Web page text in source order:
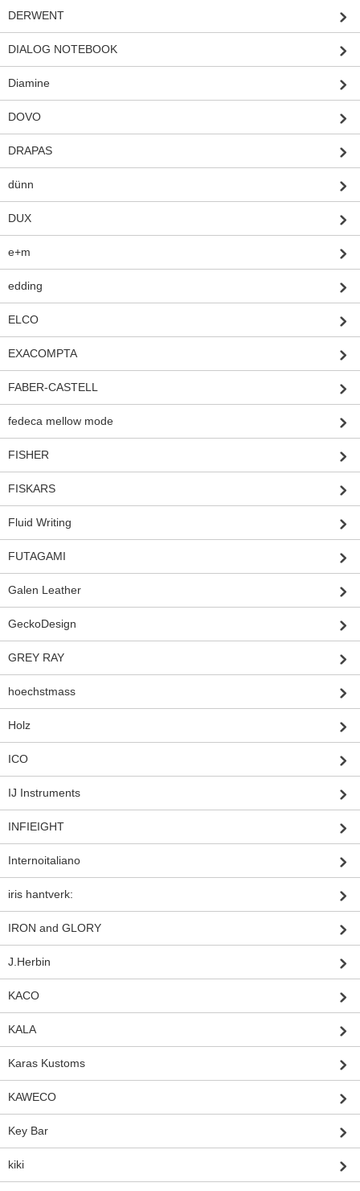
DERWENT
DIALOG NOTEBOOK
Diamine
DOVO
DRAPAS
dünn
DUX
e+m
edding
ELCO
EXACOMPTA
FABER-CASTELL
fedeca mellow mode
FISHER
FISKARS
Fluid Writing
FUTAGAMI
Galen Leather
GeckoDesign
GREY RAY
hoechstmass
Holz
ICO
IJ Instruments
INFIEIGHT
Internoitaliano
iris hantverk:
IRON and GLORY
J.Herbin
KACO
KALA
Karas Kustoms
KAWECO
Key Bar
kiki